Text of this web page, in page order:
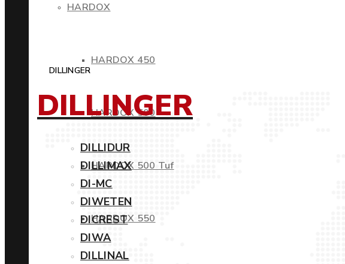
HARDOX
HARDOX 450
HARDOX 500
HARDOX 500 Tuf
HARDOX 550
DILLINGER
DILLINGER
DILLIDUR
DILLIMAX
DI-MC
DIWETEN
DICREST
DIWA
DILLINAL